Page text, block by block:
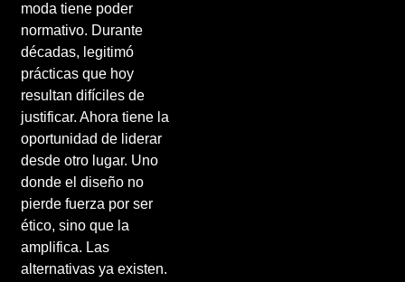
moda tiene poder
normativo. Durante
décadas, legitimó
prácticas que hoy
resultan difíciles de
justificar. Ahora tiene la
oportunidad de liderar
desde otro lugar. Uno
donde el diseño no
pierde fuerza por ser
ético, sino que la
amplifica. Las
alternativas ya existen.